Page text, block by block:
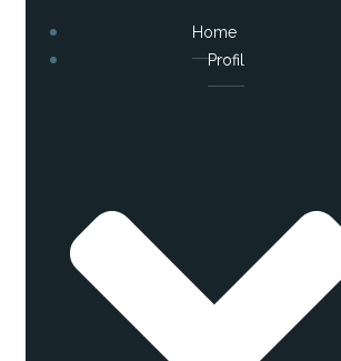
Home
Profil